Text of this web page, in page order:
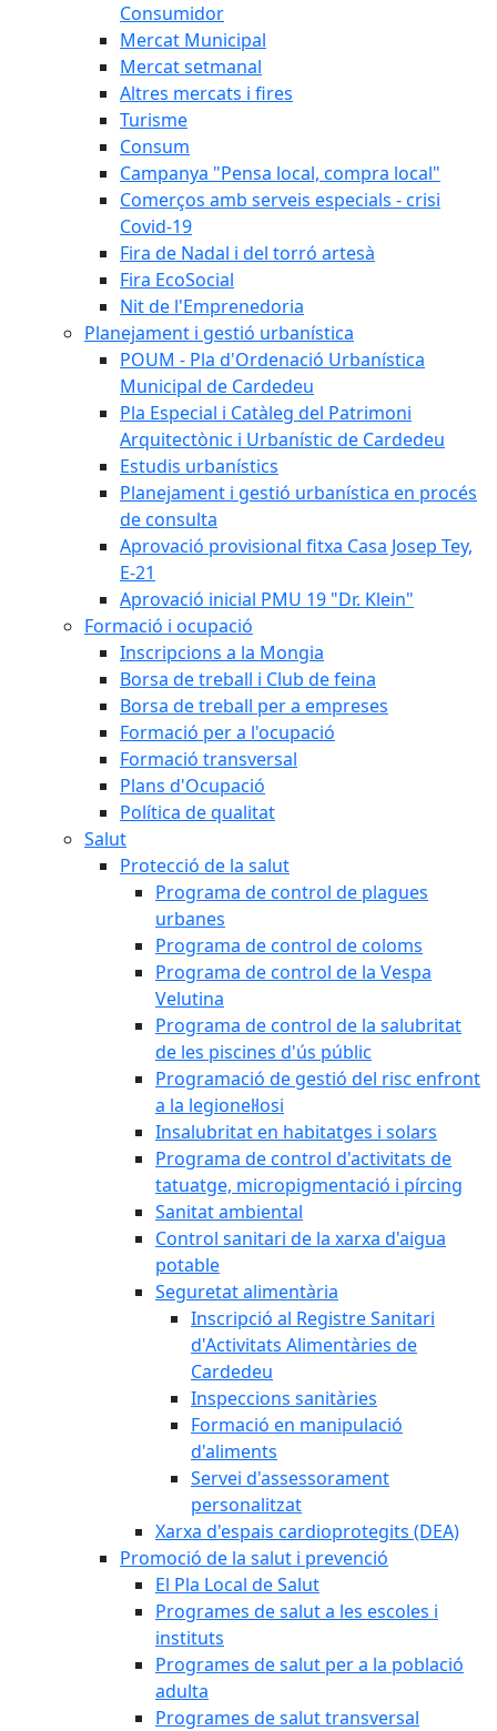
Consumidor
Mercat Municipal
Mercat setmanal
Altres mercats i fires
Turisme
Consum
Campanya "Pensa local, compra local"
Comerços amb serveis especials - crisi
Covid-19
Fira de Nadal i del torró artesà
Fira EcoSocial
Nit de l'Emprenedoria
Planejament i gestió urbanística
POUM - Pla d'Ordenació Urbanística
Municipal de Cardedeu
Pla Especial i Catàleg del Patrimoni
Arquitectònic i Urbanístic de Cardedeu
Estudis urbanístics
Planejament i gestió urbanística en procés
de consulta
Aprovació provisional fitxa Casa Josep Tey,
E-21
Aprovació inicial PMU 19 "Dr. Klein"
Formació i ocupació
Inscripcions a la Mongia
Borsa de treball i Club de feina
Borsa de treball per a empreses
Formació per a l'ocupació
Formació transversal
Plans d'Ocupació
Política de qualitat
Salut
Protecció de la salut
Programa de control de plagues
urbanes
Programa de control de coloms
Programa de control de la Vespa
Velutina
Programa de control de la salubritat
de les piscines d'ús públic
Programació de gestió del risc enfront
a la legionel·losi
Insalubritat en habitatges i solars
Programa de control d'activitats de
tatuatge, micropigmentació i pírcing
Sanitat ambiental
Control sanitari de la xarxa d'aigua
potable
Seguretat alimentària
Inscripció al Registre Sanitari
d'Activitats Alimentàries de
Cardedeu
Inspeccions sanitàries
Formació en manipulació
d'aliments
Servei d'assessorament
personalitzat
Xarxa d'espais cardioprotegits (DEA)
Promoció de la salut i prevenció
El Pla Local de Salut
Programes de salut a les escoles i
instituts
Programes de salut per a la població
adulta
Programes de salut transversal